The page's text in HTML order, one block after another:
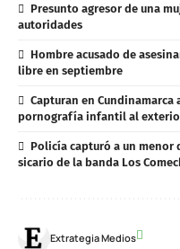
Presunto agresor de una
autoridades
Hombre acusado de
libre en septiembre
Capturan en
pornografía infantil al
Policía capturó a un menor
sicario de la banda Los
Extrategia Medios